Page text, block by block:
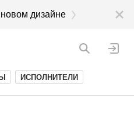
дизайне
ИСПОЛНИТЕЛИ